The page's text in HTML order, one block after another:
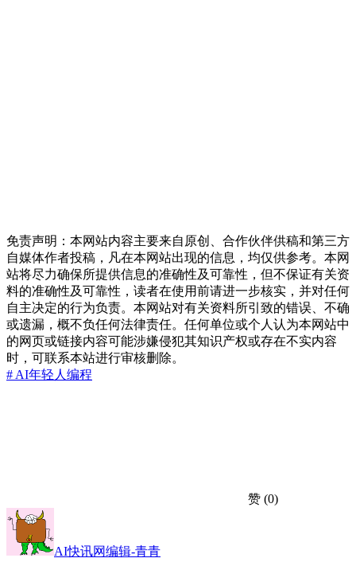
免责声明：本网站内容主要来自原创、合作伙伴供稿和第三方
自媒体作者投稿，凡在本网站出现的信息，均仅供参考。本网
站将尽力确保所提供信息的准确性及可靠性，但不保证有关资
料的准确性及可靠性，读者在使用前请进一步核实，并对任何
自主决定的行为负责。本网站对有关资料所引致的错误、不确
或遗漏，概不负任何法律责任。任何单位或个人认为本网站中
的网页或链接内容可能涉嫌侵犯其知识产权或存在不实内容
时，可联系本站进行审核删除。
# AI年轻人 编程
赞 (0)
AI快讯网编辑-青青